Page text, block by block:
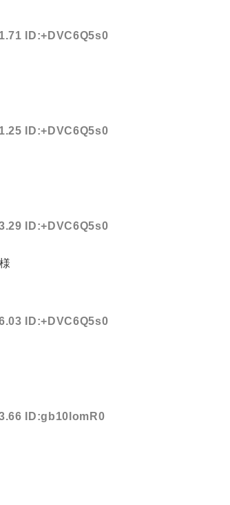
ID:+DVC6Q5s0
ID:+DVC6Q5s0
ID:+DVC6Q5s0
ID:+DVC6Q5s0
ID:gb10lomR0